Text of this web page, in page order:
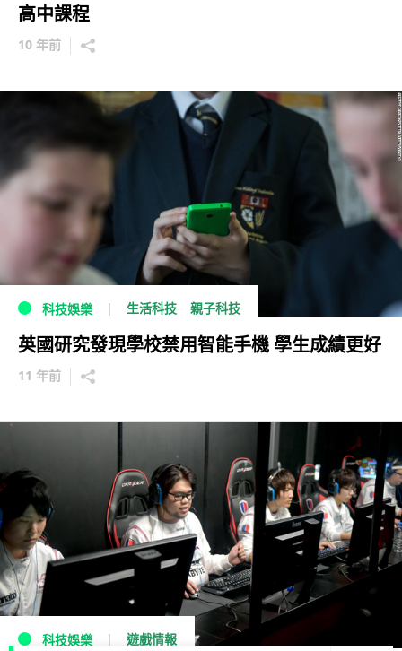
高中課程
10 年前
科技娛樂 生活科技 親子科技
英國研究發現學校禁用智能手機 學生成績更好
11 年前
科技娛樂 遊戲情報